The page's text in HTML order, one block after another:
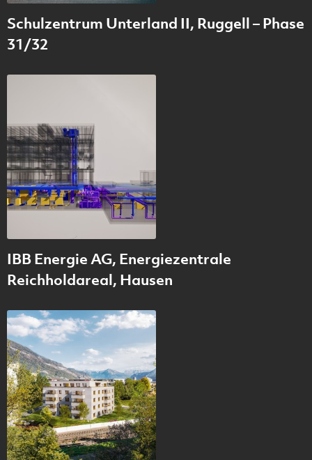
Schulzentrum Unterland II, Ruggell – Phase
31/32
IBB Energie AG, Energiezentrale
Reichholdareal, Hausen